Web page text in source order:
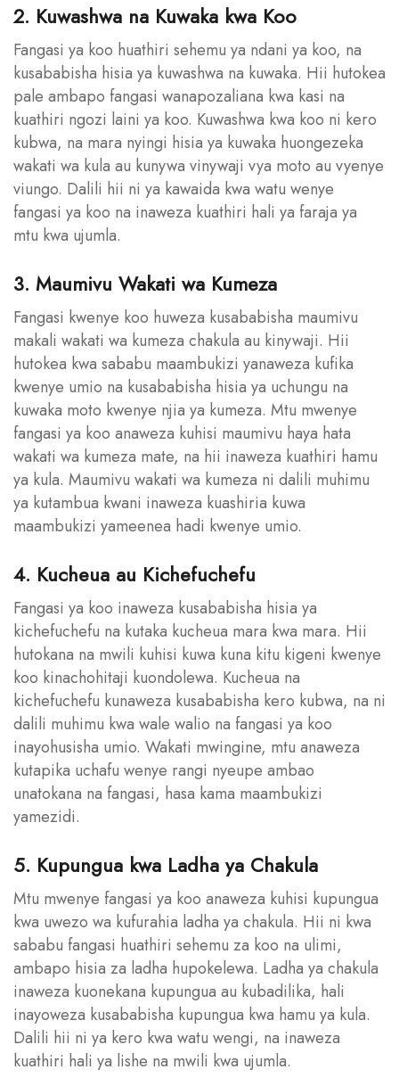
2. Kuwashwa na Kuwaka kwa Koo
Fangasi ya koo huathiri sehemu ya ndani ya koo, na
kusababisha hisia ya kuwashwa na kuwaka. Hii hutokea
pale ambapo fangasi wanapozaliana kwa kasi na
kuathiri ngozi laini ya koo. Kuwashwa kwa koo ni kero
kubwa, na mara nyingi hisia ya kuwaka huongezeka
wakati wa kula au kunywa vinywaji vya moto au vyenye
viungo. Dalili hii ni ya kawaida kwa watu wenye
fangasi ya koo na inaweza kuathiri hali ya faraja ya
mtu kwa ujumla.
3. Maumivu Wakati wa Kumeza
Fangasi kwenye koo huweza kusababisha maumivu
makali wakati wa kumeza chakula au kinywaji. Hii
hutokea kwa sababu maambukizi yanaweza kufika
kwenye umio na kusababisha hisia ya uchungu na
kuwaka moto kwenye njia ya kumeza. Mtu mwenye
fangasi ya koo anaweza kuhisi maumivu haya hata
wakati wa kumeza mate, na hii inaweza kuathiri hamu
ya kula. Maumivu wakati wa kumeza ni dalili muhimu
ya kutambua kwani inaweza kuashiria kuwa
maambukizi yameenea hadi kwenye umio.
4. Kucheua au Kichefuchefu
Fangasi ya koo inaweza kusababisha hisia ya
kichefuchefu na kutaka kucheua mara kwa mara. Hii
hutokana na mwili kuhisi kuwa kuna kitu kigeni kwenye
koo kinachohitaji kuondolewa. Kucheua na
kichefuchefu kunaweza kusababisha kero kubwa, na ni
dalili muhimu kwa wale walio na fangasi ya koo
inayohusisha umio. Wakati mwingine, mtu anaweza
kutapika uchafu wenye rangi nyeupe ambao
unatokana na fangasi, hasa kama maambukizi
yamezidi.
5. Kupungua kwa Ladha ya Chakula
Mtu mwenye fangasi ya koo anaweza kuhisi kupungua
kwa uwezo wa kufurahia ladha ya chakula. Hii ni kwa
sababu fangasi huathiri sehemu za koo na ulimi,
ambapo hisia za ladha hupokelewa. Ladha ya chakula
inaweza kuonekana kupungua au kubadilika, hali
inayoweza kusababisha kupungua kwa hamu ya kula.
Dalili hii ni ya kero kwa watu wengi, na inaweza
kuathiri hali ya lishe na mwili kwa ujumla.